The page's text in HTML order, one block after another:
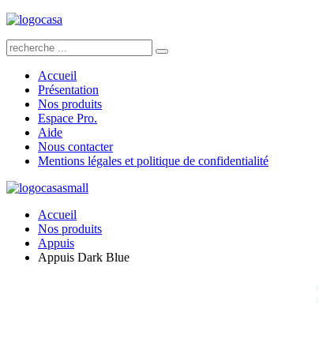
Accueil
Présentation
Nos produits
Espace Pro.
Aide
Nous contacter
Mentions légales et politique de confidentialité
Accueil
Nos produits
Appuis
Appuis Dark Blue